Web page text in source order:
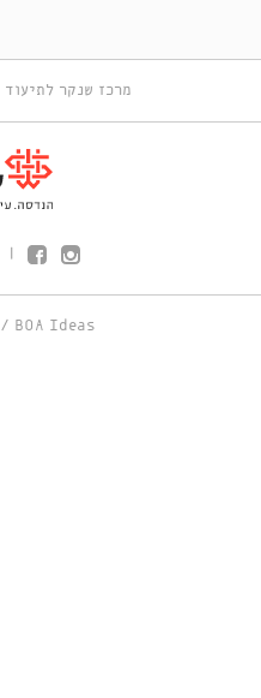
מרכז שנקר
/ BOA Ideas